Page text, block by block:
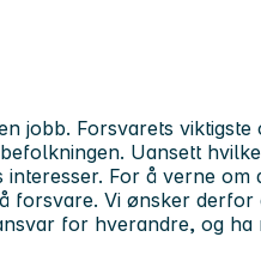
jobb. Forsvarets viktigste
Uansett
For å verne
forsvare. Vi ønsker
for hverandre, og ha